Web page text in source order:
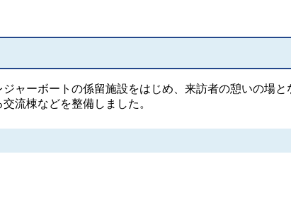
ャーボートの係留施設をはじめ、来訪者の憩いの場と
流棟などを整備しました。